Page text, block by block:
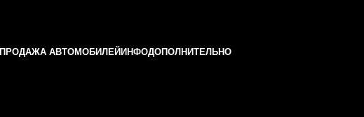
ПРОДАЖА АВТОМОБИЛЕЙ ИНФОДОПОЛНИТЕЛЬНО